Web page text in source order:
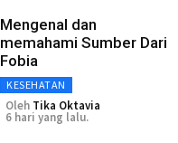
Mengenal dan
memahami Sumber Dari
Fobia
KESEHATAN
Oleh Tika Oktavia
6 hari yang lalu.